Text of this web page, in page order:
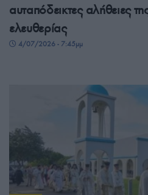
αυταπόδεικτες αλήθειες
ελευθερίας
4/07/2026 - 7:45μμ